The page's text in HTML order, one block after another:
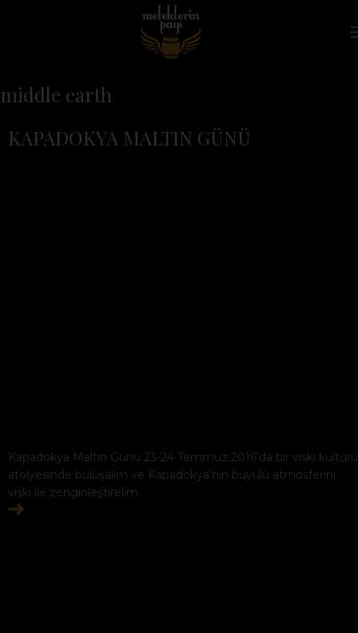
middle earth
KAPADOKYA MALTIN GÜNÜ
Kapadokya Maltın Günü 23-24 Temmuz 2016'da bir viski kültürü
atölyesinde buluşalım ve Kapadokya’nın büyülü atmosferini
viski ile zenginleştirelim